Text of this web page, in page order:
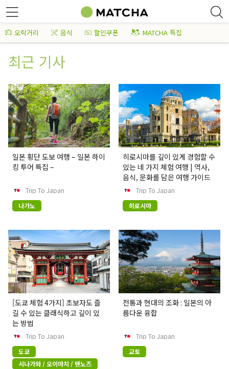
오락거리 음식 할인쿠폰 MATCHA 특집
최근 기사
일본 횡단 도보 여행 – 일본 하이
킹 투어 특집 –
Trip To Japan
나가노
히로시마를 깊이 있게 경험할 수
있는 네 가지 체험 여행 | 역사,
음식, 문화를 담은 여행 가이드
Trip To Japan
히로시마
[도쿄 체험 4가지] 초보자도 즐
길 수 있는 클래식하고 깊이 있
는 방법
Trip To Japan
도쿄
시나가와 / 오이마치 / 텐노즈
전통과 현대의 조화 : 일본의 아
름다운 융합
Trip To Japan
교토